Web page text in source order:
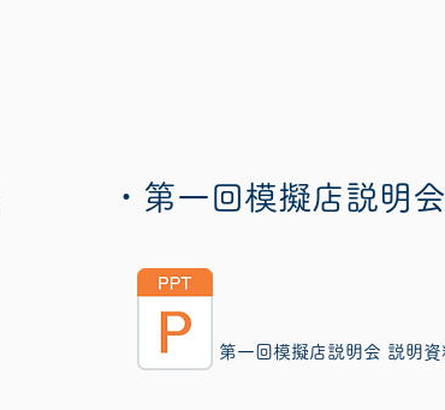
・第一回模擬店説明
第一回模擬店説明会 説明資